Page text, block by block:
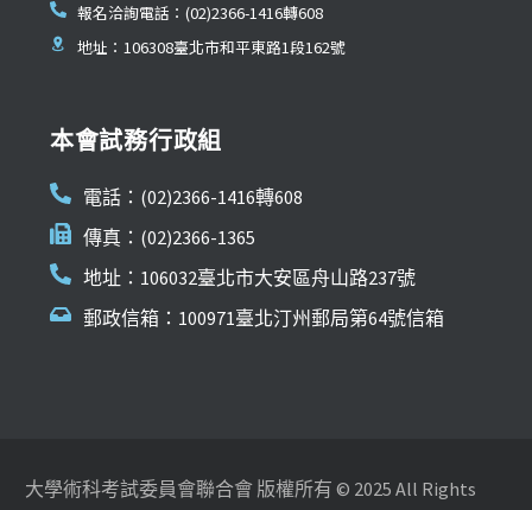
報名洽詢電話：(02)2366-1416轉608
地址：106308臺北市和平東路1段162號
本會試務行政組
電話：(02)2366-1416轉608
傳真：(02)2366-1365
地址：106032臺北市大安區舟山路237號
郵政信箱：100971臺北汀州郵局第64號信箱
大學術科考試委員會聯合會 版權所有 © 2025 All Rights